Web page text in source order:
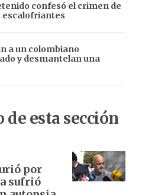
confesó el crimen de
escalofriantes
a un colombiano
y desmantelan una
esta sección
por
sufrió